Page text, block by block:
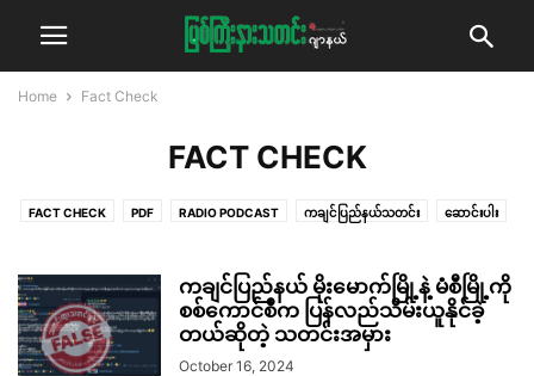
Home Fact Check
FACT CHECK
FACT CHECK PDF RADIO PODCAST ကချင်ပြည်နယ်သတင်း ဆောင်းပါး
လွှတ်တော် ကဏ္ဍ သတင်း သဘာဝပတ်ဝန်းကျင် သမိုင်းထဲကကချင်ပြည်နယ်
အင်တာဗျူး အနုပညာ အယ်ဒီတာ့အာဘော် အလုပ်အကိုင်အခွင့်အလမ်း
ကချင်ပြည်နယ် မိုးမောက်မြို့နဲ့ မံစီမြို့ကို
စစ်ကောင်စီက ပြန်လည်သိမ်းယူနိုင်ခဲ့
တယ်ဆိုတဲ့ သတင်းအမှား
October 16, 2024